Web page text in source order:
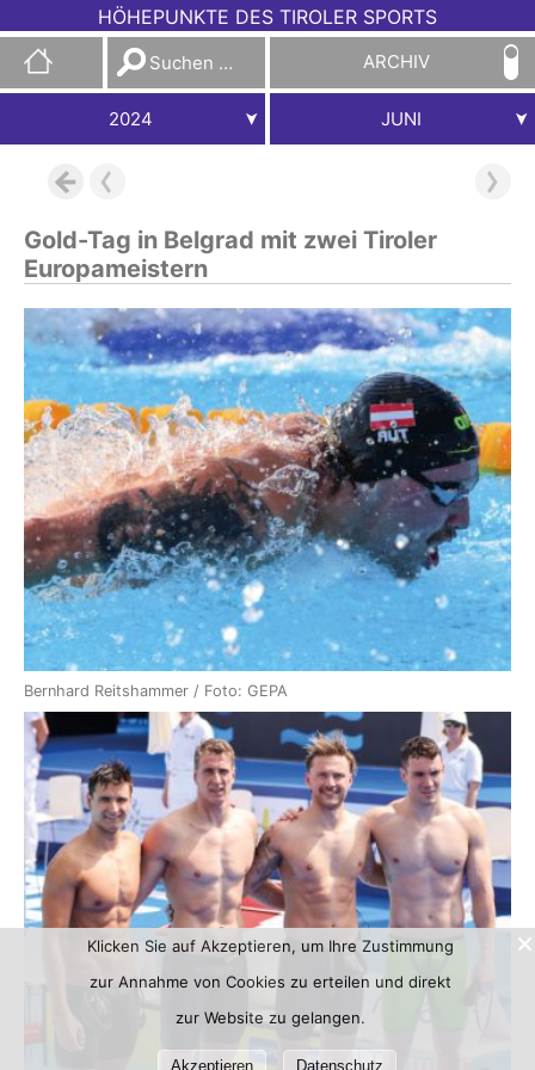
HÖHEPUNKTE DES TIROLER SPORTS
Suchen
nach:
ARCHIV
2024 JUNI
Gold-Tag in Belgrad mit zwei Tiroler
Europameistern
Bernhard Reitshammer / Foto: GEPA
Klicken Sie auf Akzeptieren, um Ihre Zustimmung
zur Annahme von Cookies zu erteilen und direkt
zur Website zu gelangen.
Akzeptieren Datenschutz